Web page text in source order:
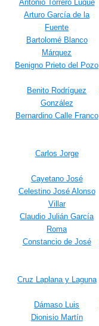
Antonio Torrero Luque
Arturo García de la
Fuente
Bartolomé Blanco
Márquez
Benigno Prieto del Pozo
Benito Rodríguez
González
Bernardino Calle Franco
Carlos Jorge
Cayetano José
Celestino José Alonso
Villar
Claudio Julián García
Roma
Constancio de José
Cruz Laplana y Laguna
Dámaso Luis
Dionisio Martín